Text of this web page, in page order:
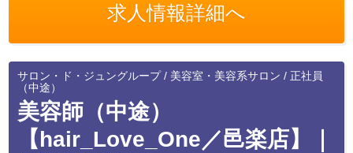
求人情報詳細へ
サロン・ド・ジュングループ / 美容室・美容系サロン / 正社員
（中途）
美容師（中途）
【hair_Love_One／邑楽店】｜